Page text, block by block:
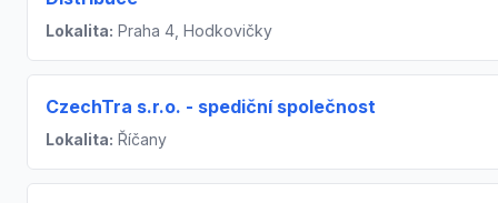
Lokalita: Praha 4, Hodkovičky
CzechTra s.r.o. - spediční společnost
Lokalita: Říčany